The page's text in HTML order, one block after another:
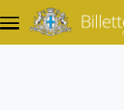
Aller au contenu